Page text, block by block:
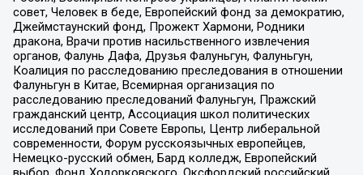
совет, Человек в беде, Европейский фонд за демократию,
Джеймстаунский фонд, Прожект Хармони, Родники
дракона, Врачи против насильственного извлечения
органов, Фалунь Дафа, Друзья Фалуньгун, Фалуньгун,
Коалиция по расследованию преследования в отношении
Фалуньгун в Китае, Всемирная организация по
расследованию преследований Фалуньгун, Пражский
гражданский центр, Ассоциация школ политических
исследований при Совете Европы, Центр либеральной
современности, Форум русскоязычных европейцев,
Немецко-русский обмен, Бард колледж, Европейский